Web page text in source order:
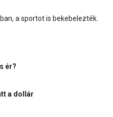
a sportot is bekebelezték.
ér?
a dollár